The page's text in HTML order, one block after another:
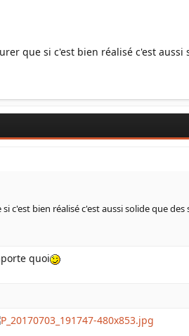
que si c'est bien réalisé c'est
c'est bien réalisé c'est aussi solide que des
quoi